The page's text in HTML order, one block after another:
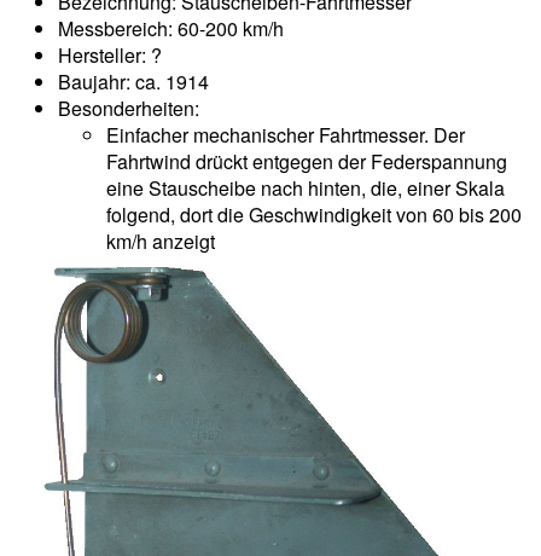
Messbereich: 60-200 km/h
Hersteller: ?
Baujahr: ca. 1914
Besonderheiten:
Einfacher mechanischer Fahrtmesser. Der
Fahrtwind drückt entgegen der Federspannung
eine Stauscheibe nach hinten, die, einer Skala
folgend, dort die Geschwindigkeit von 60 bis 200
km/h anzeigt